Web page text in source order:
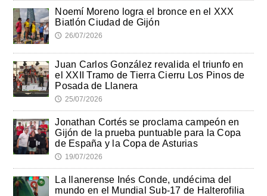
Noemí Moreno logra el bronce en el XXX
Biatlón Ciudad de Gijón
🕔 26/07/2026
Juan Carlos González revalida el triunfo en
el XXII Tramo de Tierra Cierru Los Pinos de
Posada de Llanera
🕔 25/07/2026
Jonathan Cortés se proclama campeón en
Gijón de la prueba puntuable para la Copa
de España y la Copa de Asturias
🕔 19/07/2026
La llanerense Inés Conde, undécima del
mundo en el Mundial Sub-17 de Halterofilia